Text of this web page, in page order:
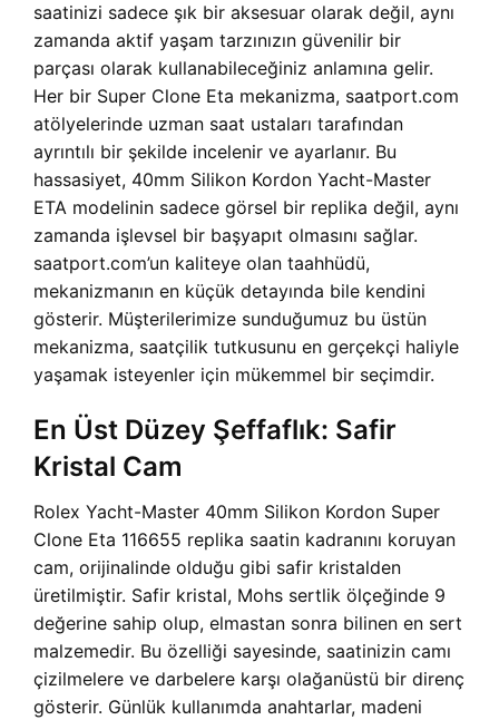
saatinizi sadece şık bir aksesuar olarak değil, aynı
zamanda aktif yaşam tarzınızın güvenilir bir
parçası olarak kullanabileceğiniz anlamına gelir.
Her bir Super Clone Eta mekanizma, saatport.com
atölyelerinde uzman saat ustaları tarafından
ayrıntılı bir şekilde incelenir ve ayarlanır. Bu
hassasiyet, 40mm Silikon Kordon Yacht-Master
ETA modelinin sadece görsel bir replika değil, aynı
zamanda işlevsel bir başyapıt olmasını sağlar.
saatport.com’un kaliteye olan taahhüdü,
mekanizmanın en küçük detayında bile kendini
gösterir. Müşterilerimize sunduğumuz bu üstün
mekanizma, saatçilik tutkusunu en gerçekçi haliyle
yaşamak isteyenler için mükemmel bir seçimdir.
En Üst Düzey Şeffaflık: Safir
Kristal Cam
Rolex Yacht-Master 40mm Silikon Kordon Super
Clone Eta 116655 replika saatin kadranını koruyan
cam, orijinalinde olduğu gibi safir kristalden
üretilmiştir. Safir kristal, Mohs sertlik ölçeğinde 9
değerine sahip olup, elmastan sonra bilinen en sert
malzemedir. Bu özelliği sayesinde, saatinizin camı
çizilmelere ve darbelere karşı olağanüstü bir direnç
gösterir. Günlük kullanımda anahtarlar, madeni